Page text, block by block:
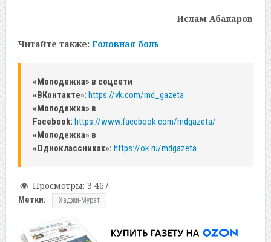
Ислам Абакаров
Читайте также: Головная боль
«Молодежка» в соцсети
«ВКонтакте»: https://vk.com/md_gazeta
«Молодежка» в
Facebook: https://www.facebook.com/mdgazeta/
«Молодежка» в
«Одноклассниках»: https://ok.ru/mdgazeta
Просмотры: 3 467
Метки: Хаджи-Мурат